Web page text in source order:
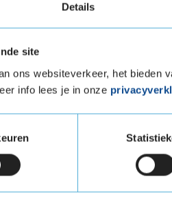
Details
site
ons websiteverkeer, het bieden
info lees je in onze
bekende
voor winterbanden.
Goodyear
Hankook